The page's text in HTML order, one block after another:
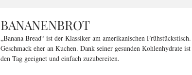
BANANENBROT
„Banana Bread“ ist der Klassiker am amerikanischen
Geschmack eher an Kuchen. Dank seiner gesunden Kohlenhydrate
den Tag geeignet und einfach zuzubereiten.